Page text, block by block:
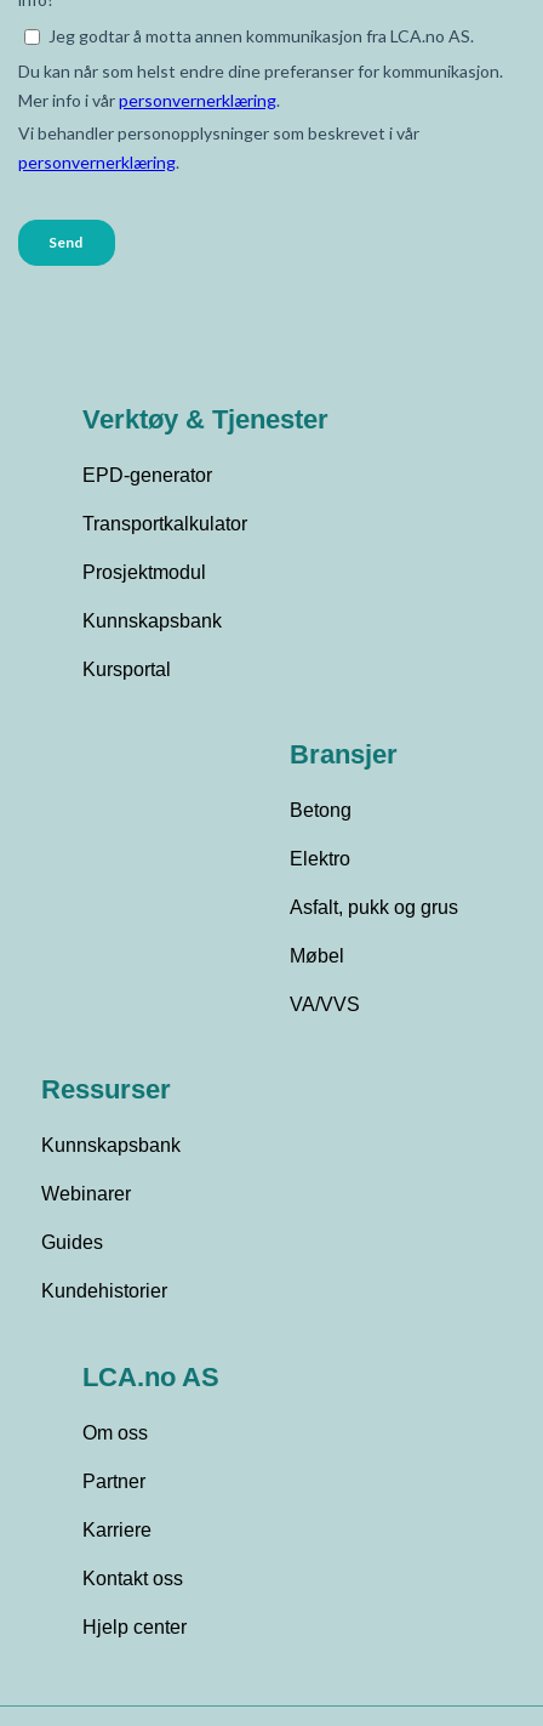
Verktøy & Tjenester
EPD-generator
Transportkalkulator
Prosjektmodul
Kunnskapsbank
Kursportal
Bransjer
Betong
Elektro
Asfalt, pukk og grus
Møbel
VA/VVS
Ressurser
Kunnskapsbank
Webinarer
Guides
Kundehistorier
LCA.no AS
Om oss
Partner
Karriere
Kontakt oss
Hjelp center